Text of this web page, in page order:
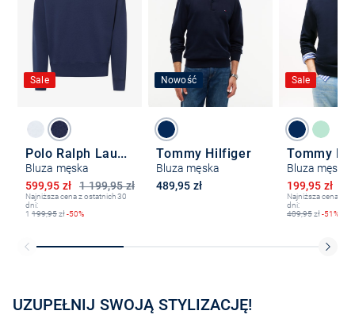
Sale
Polo Ralph Lauren
Bluza męska
1 199,95 zł
Obniżona cena
599,95 zł
Najniższa cena z ostatnich 30
dni:
1 199,95zł-50%
Nowość
Tommy Hilfiger
Bluza męska
489,95 zł
Sale
Tommy
Bluza męska
Obniżona
199,95 zł
Najniższa cena z
dni:
409,95zł-51%
UZUPEŁNIJ SWOJĄ STYLIZACJĘ!